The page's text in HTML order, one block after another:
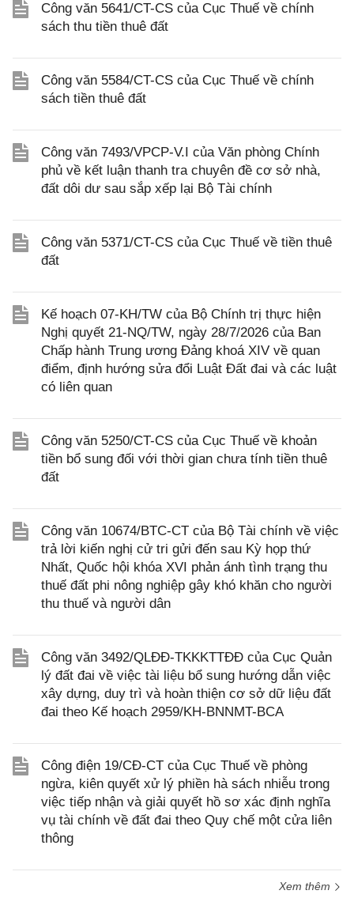
Công văn 5641/CT-CS của Cục Thuế về chính
sách thu tiền thuê đất
Công văn 5584/CT-CS của Cục Thuế về chính
sách tiền thuê đất
Công văn 7493/VPCP-V.I của Văn phòng Chính
phủ về kết luận thanh tra chuyên đề cơ sở nhà,
đất dôi dư sau sắp xếp lại Bộ Tài chính
Công văn 5371/CT-CS của Cục Thuế về tiền thuê
đất
Kế hoạch 07-KH/TW của Bộ Chính trị thực hiện
Nghị quyết 21-NQ/TW, ngày 28/7/2026 của Ban
Chấp hành Trung ương Đảng khoá XIV về quan
điểm, định hướng sửa đổi Luật Đất đai và các luật
có liên quan
Công văn 5250/CT-CS của Cục Thuế về khoản
tiền bổ sung đối với thời gian chưa tính tiền thuê
đất
Công văn 10674/BTC-CT của Bộ Tài chính về việc
trả lời kiến nghị cử tri gửi đến sau Kỳ họp thứ
Nhất, Quốc hội khóa XVI phản ánh tình trạng thu
thuế đất phi nông nghiệp gây khó khăn cho người
thu thuế và người dân
Công văn 3492/QLĐĐ-TKKKTTĐĐ của Cục Quản
lý đất đai về việc tài liệu bổ sung hướng dẫn việc
xây dựng, duy trì và hoàn thiện cơ sở dữ liệu đất
đai theo Kế hoạch 2959/KH-BNNMT-BCA
Công điện 19/CĐ-CT của Cục Thuế về phòng
ngừa, kiên quyết xử lý phiền hà sách nhiễu trong
việc tiếp nhận và giải quyết hồ sơ xác định nghĩa
vụ tài chính về đất đai theo Quy chế một cửa liên
thông
Xem thêm